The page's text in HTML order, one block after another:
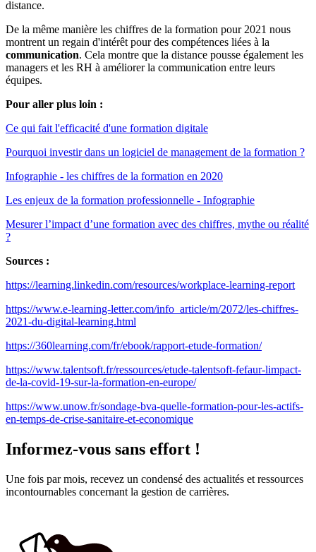
distance.
De la même manière les chiffres de la formation pour 2021 nous
montrent un regain d'intérêt pour des compétences liées à la
communication. Cela montre que la distance pousse également les
managers et les RH à améliorer la communication entre leurs
équipes.
Pour aller plus loin :
Ce qui fait l'efficacité d'une formation digitale
Pourquoi investir dans un logiciel de management de la formation ?
Infographie - les chiffres de la formation en 2020
Les enjeux de la formation professionnelle - Infographie
Mesurer l’impact d’une formation avec des chiffres, mythe ou réalité
?
Sources :
https://learning.linkedin.com/resources/workplace-learning-report
https://www.e-learning-letter.com/info_article/m/2072/les-chiffres-
2021-du-digital-learning.html
https://360learning.com/fr/ebook/rapport-etude-formation/
https://www.talentsoft.fr/ressources/etude-talentsoft-fefaur-limpact-
de-la-covid-19-sur-la-formation-en-europe/
https://www.unow.fr/sondage-bva-quelle-formation-pour-les-actifs-
en-temps-de-crise-sanitaire-et-economique
Informez-vous sans effort !
Une fois par mois, recevez un condensé des actualités et ressources
incontournables concernant la gestion de carrières.